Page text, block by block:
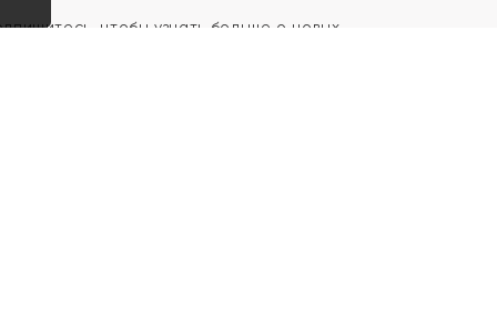
чтобы узнать больше о новых